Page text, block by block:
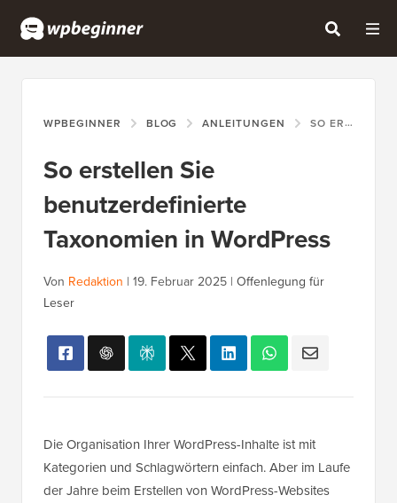
WPBEGINNER BLOG ANLEITUNGEN SO ERSTELLEN SIE BENUTZERDEFINIERTE TAXONOMIEN IN WORDPRESS
So erstellen Sie
benutzerdefinierte
Taxonomien in WordPress
Von Redaktion | 19. Februar 2025 | Offenlegung für
Leser
Die Organisation Ihrer WordPress-Inhalte ist mit
Kategorien und Schlagwörtern einfach. Aber im Laufe
der Jahre beim Erstellen von WordPress-Websites